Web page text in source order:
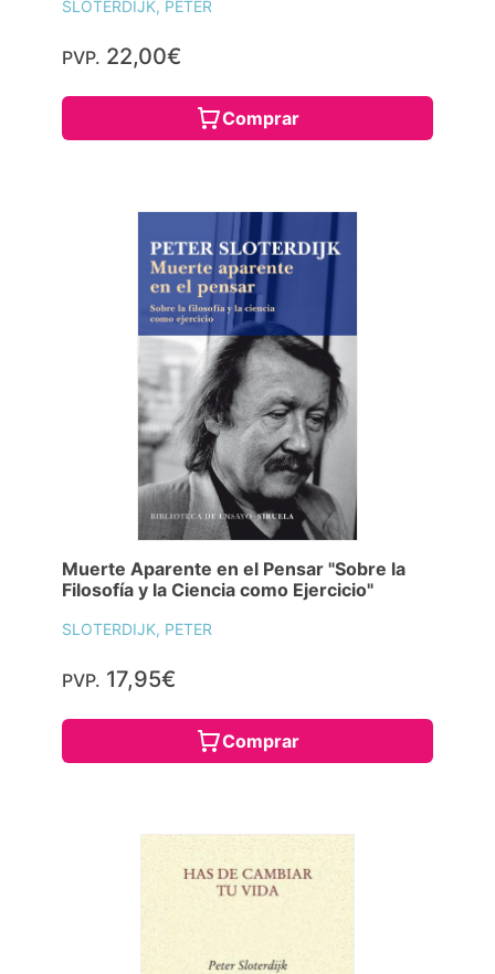
SLOTERDIJK, PETER
PVP. 22,00€
Comprar
Muerte Aparente en el Pensar "Sobre la
Filosofía y la Ciencia como Ejercicio"
SLOTERDIJK, PETER
PVP. 17,95€
Comprar